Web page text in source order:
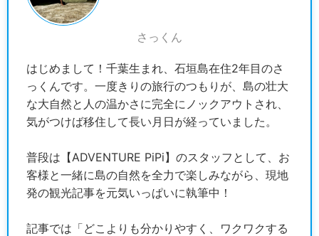
さっくん
はじめまして！千葉生まれ、石垣島在住2年目のさ
っくんです。一度きりの旅行のつもりが、島の壮大
な大自然と人の温かさに完全にノックアウトされ、
気がつけば移住して長い月日が経っていました。
普段は【ADVENTURE PiPi】のスタッフとして、お
客様と一緒に島の自然を全力で楽しみながら、現地
発の観光記事を元気いっぱいに執筆中！
記事では「どこよりも分かりやすく、ワクワクする